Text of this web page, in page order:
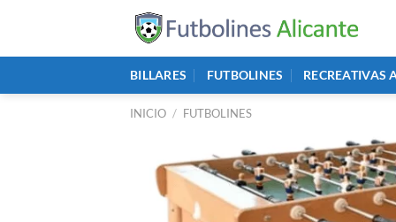
contenido
BILLARES FUTBOLINES RECREATIVAS
INICIO / FUTBOLINES